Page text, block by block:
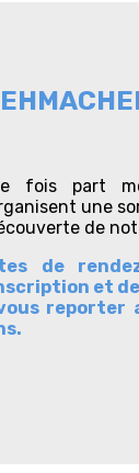
fois part
une
de
de
et
reporter